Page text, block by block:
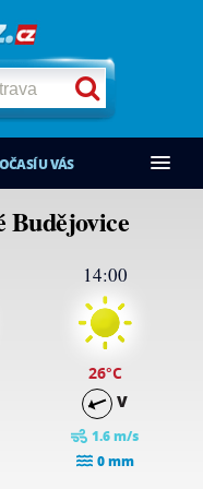
U VÁS
Budějovice
14:00
26°C
V
1.6 m/s
0 mm